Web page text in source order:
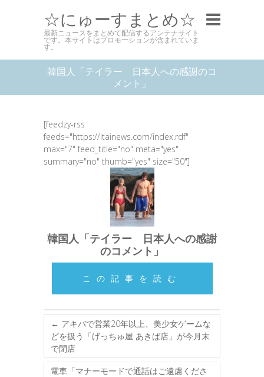
☆にゅーすまとめ☆
最新ニュースをまとめて配信するアンテナサイト
です。本サイトはプロモーションが含まれていま
す。
韓国人「テイラー 日本人への感謝のコ
メント」
[feedzy-rss
feeds="https://itainews.com/index.rdf"
max="7" feed_title="no" meta="yes"
summary="no" thumb="yes" size="50"]
韓国人「テイラー 日本人への感謝
のコメント」
この記事を読む
← アキバで営業20年以上、美少女ゲームな
どを扱う「げっちゅ屋 あきば店」が今月末
で閉店
電車「マナーモードで通話はご遠慮くださ